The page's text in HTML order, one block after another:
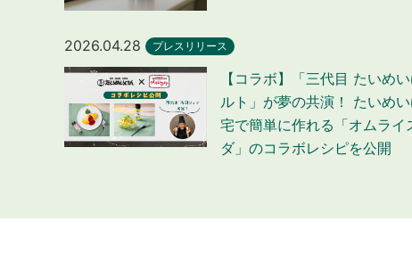
2026.04.28 プレスリリース
【コラボ】「三代目 たいめ
ルト」が夢の共演！ たいめ
宅で簡単に作れる「オムライ
ダ」のコラボレシピを公開